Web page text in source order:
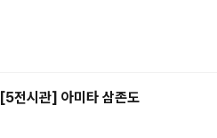
[5전시관] 아미타 삼존도